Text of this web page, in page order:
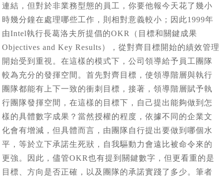
連結，但對於非業務型態的員工，你要他報今天花了幾小
時幾分鐘在處理哪些工作，則相對意義較小；因此1999年
由Intel執行長葛洛夫所提倡的OKR（目標和關鍵成果
Objectives and Key Results），從對齊目標開始的績效管理
開始受到重視。在這樣的模式下，公司領導給予員工團隊
較為充分的發揮空間。首先對齊目標，使領導階層與執行
團隊都能有上下一致的衝刺目標，接著，領導階層賦予執
行團隊發揮空間，在這樣的目標下，自己提出能夠做到怎
樣的具體數字成果？當然授權的程度，依據不同的企業文
化會有增減，但具體而言，由團隊自行提出要做到哪個水
平，等於立下承諾生死狀，自我驅動力會遠比被命令來的
更強。因此，儘管OKR也有提到關鍵數字，但更看重的是
目標、方向是否正確，以及團隊的承諾實踐了多少。筆者